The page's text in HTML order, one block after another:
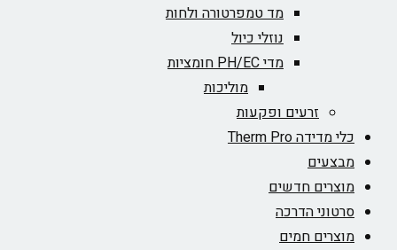
מד טמפרטורה ולחות
נוזלי כיול
מדי PH/EC חומציות
מוליכות
זרעים ופקעות
כלי מדידה Therm Pro
מבצעים
מוצרים חדשים
סרטוני הדרכה
מוצרים חמים